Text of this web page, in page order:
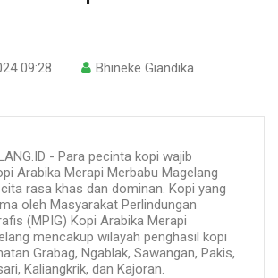
09:28
Bhineke Giandika
- Para pecinta kopi wajib
Arabika Merapi Merbabu Magelang
rasa khas dan dominan. Kopi yang
oleh Masyarakat Perlindungan
(MPIG) Kopi Arabika Merapi
mencakup wilayah penghasil kopi
Grabag, Ngablak, Sawangan, Pakis,
Kaliangkrik, dan Kajoran.